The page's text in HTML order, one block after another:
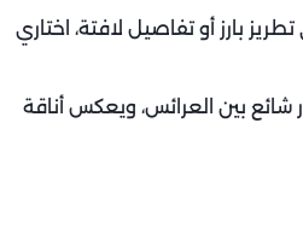
بارز أو تفاصيل لافتة، اختاري
شائع بين العرائس، ويعكس أناقة